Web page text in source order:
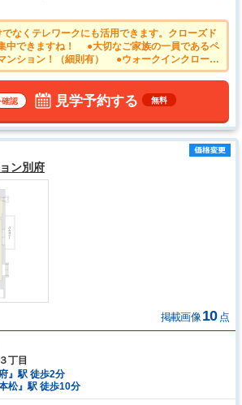
なくテレワークにも活用できます。クローズド
中できますね！ ●大切なご家族の一員であるペ
ンション！（細則有） ●ウォークインクローゼ
さん収納できて便利です。 ●2026年5月リノベ
確認 見学予約する 無料
ン別府
掲載画像 10 点
丁目
』駅 徒歩2分
松』駅 徒歩10分